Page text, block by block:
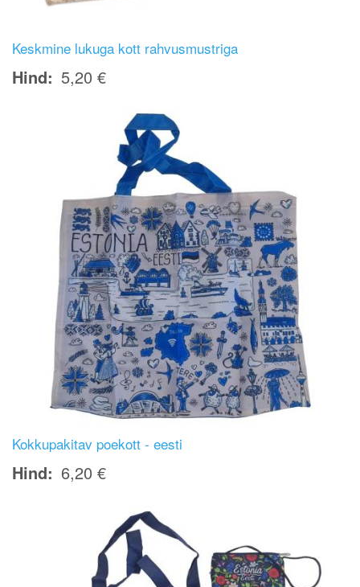
Keskmine lukuga kott rahvusmustriga
Hind 5,20 €
Kokkupakitav poekott - eesti
Hind 6,20 €